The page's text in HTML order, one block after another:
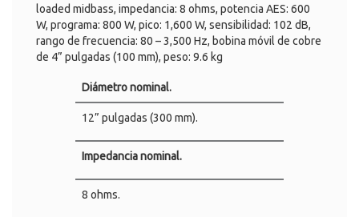
loaded midbass, impedancia: 8 ohms, potencia AES: 600
W, programa: 800 W, pico: 1,600 W, sensibilidad: 102 dB,
rango de frecuencia: 80 – 3,500 Hz, bobina móvil de cobre
de 4” pulgadas (100 mm), peso: 9.6 kg
Diámetro nominal.
12” pulgadas (300 mm).
Impedancia nominal.
8 ohms.